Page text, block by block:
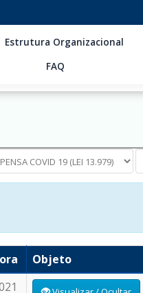
Estrutura Organizacional
FAQ